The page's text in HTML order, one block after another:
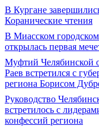
В Кургане
Коранические чтения
В Миасском
открылась первая
Муфтий Челябинской
Раев встретился с
региона Борисом
Руководство
встретилось с
конфессий региона